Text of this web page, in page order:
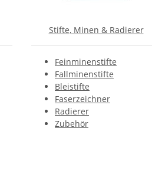
Stifte, Minen & Radierer
Feinminenstifte
Fallminenstifte
Bleistifte
Faserzeichner
Radierer
Zubehör